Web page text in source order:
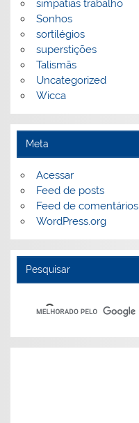
simpatias trabalho
Sonhos
sortilégios
superstições
Talismãs
Uncategorized
Wicca
Meta
Acessar
Feed de posts
Feed de comentários
WordPress.org
Pesquisar